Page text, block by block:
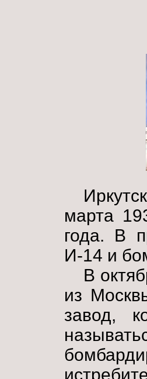
марта
года. В
И-14 и
В
из
завод,